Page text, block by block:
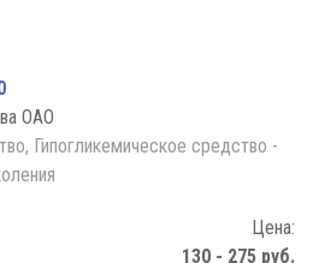
ОАО
Гипогликемическое средство -
Цена:
130 - 275 руб.